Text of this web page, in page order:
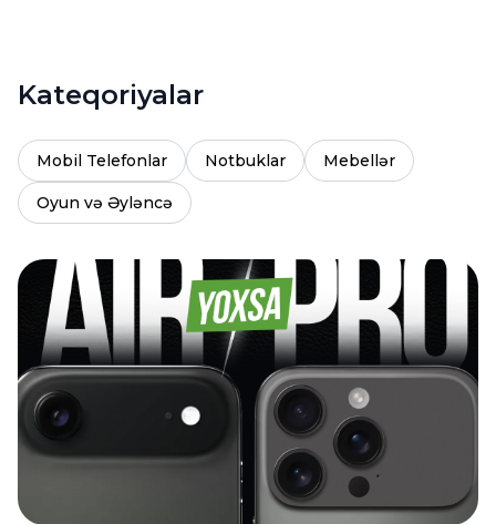
Kateqoriyalar
Mobil Telefonlar Notbuklar Mebellər
Oyun və Əyləncə